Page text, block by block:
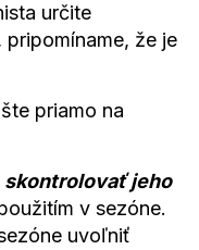
určite
že je
priamo na
skontrolovať jeho
v sezóne.
uvoľniť